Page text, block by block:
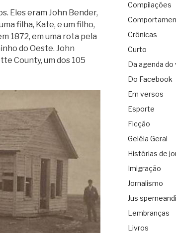
Eles eram John Bender,
filha, Kate, e um filho,
1872, em uma rota pela
do Oeste. John
County, um dos 105
Compilações
Crônicas
Curto
Da agenda do
Do Facebook
Em versos
Esporte
Ficção
Geléia Geral
Histórias de
Imigração
Jornalismo
Jus sperneandi
Lembranças
Livros